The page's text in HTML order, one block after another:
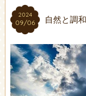
2024
09/06
2024
09/06 自然と調